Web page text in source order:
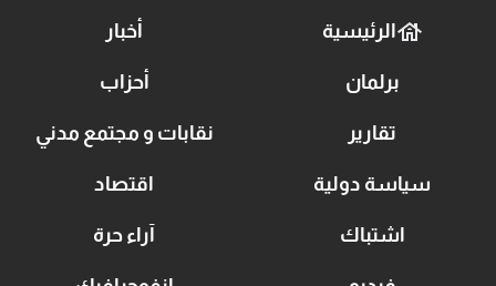
الرئيسية أخبار
برلمان أحزاب
تقارير نقابات و مجتمع مدني
سياسة دولية اقتصاد
اشتباك آراء حرة